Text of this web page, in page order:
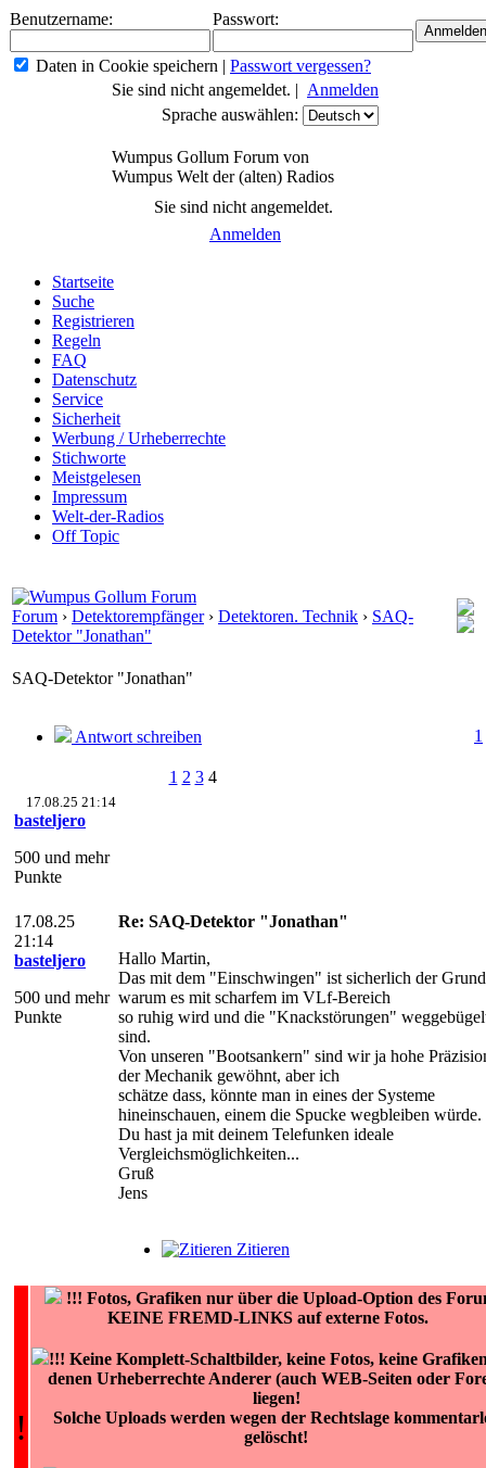
Benutzername: Passwort:
Daten in Cookie speichern | Passwort vergessen?
Sie sind nicht angemeldet. | Anmelden
Sprache auswählen:
Wumpus Gollum Forum von
Wumpus Welt der (alten) Radios
Sie sind nicht angemeldet.
Anmelden
Startseite
Suche
Registrieren
Regeln
FAQ
Datenschutz
Service
Sicherheit
Werbung / Urheberrechte
Stichworte
Meistgelesen
Impressum
Welt-der-Radios
Off Topic
Forum › Detektorempfänger› Detektoren. Technik › SAQ-
Detektor "Jonathan"
SAQ-Detektor "Jonathan"
Antwort schreiben 1
1 2 3 4
17.08.25 21:14
basteljero
500 und mehr
Punkte
17.08.25
21:14
basteljero
500 und mehr
Punkte
Re: SAQ-Detektor "Jonathan"
Hallo Martin,
Das mit dem "Einschwingen" ist sicherlich der
warum es mit scharfem im VLf-Bereich
so ruhig wird und die "Knackstörungen"
sind.
Von unseren "Bootsankern" sind wir ja hohe
der Mechanik gewöhnt, aber ich
schätze dass, könnte man in eines der Systeme
hineinschauen, einem die Spucke wegbleiben würde.
Du hast ja mit deinem Telefunken ideale
Vergleichsmöglichkeiten...
Gruß
Jens
Zitieren
!
!!! Fotos, Grafiken nur über die Upload-Option des
KEINE FREMD-LINKS auf externe Fotos.
!!! Keine Komplett-Schaltbilder, keine Fotos, keine
denen Urheberrechte Anderer (auch WEB-Seiten oder
liegen!
Solche Uploads werden wegen der Rechtslage
gelöscht!